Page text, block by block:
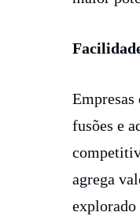
fusões e
agrega
explorado